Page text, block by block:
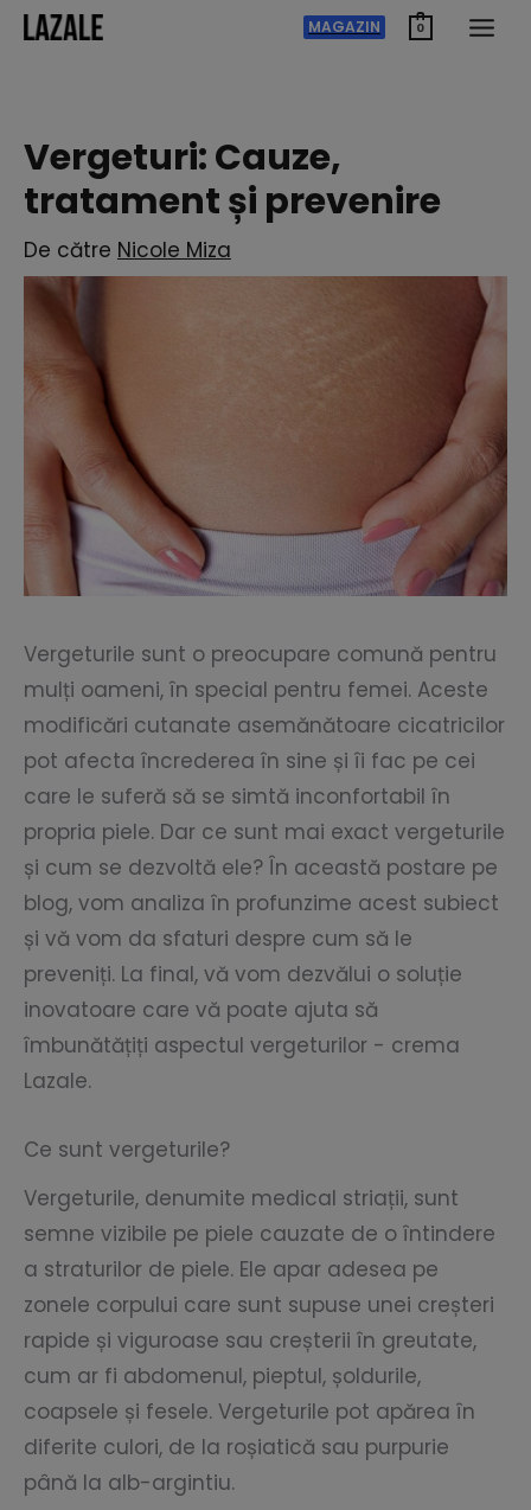
Treci
MAGAZIN 0
Vergeturi: Cauze,
tratament și prevenire
De către Nicole Miza
Vergeturile sunt o preocupare comună pentru
mulți oameni, în special pentru femei. Aceste
modificări cutanate asemănătoare cicatricilor
pot afecta încrederea în sine și îi fac pe cei
care le suferă să se simtă inconfortabil în
propria piele. Dar ce sunt mai exact vergeturile
și cum se dezvoltă ele? În această postare pe
blog, vom analiza în profunzime acest subiect
și vă vom da sfaturi despre cum să le
preveniți. La final, vă vom dezvălui o soluție
inovatoare care vă poate ajuta să
îmbunătățiți aspectul vergeturilor - crema
Lazale.
Ce sunt vergeturile?
Vergeturile, denumite medical striații, sunt
semne vizibile pe piele cauzate de o întindere
a straturilor de piele. Ele apar adesea pe
zonele corpului care sunt supuse unei creșteri
rapide și viguroase sau creșterii în greutate,
cum ar fi abdomenul, pieptul, șoldurile,
coapsele și fesele. Vergeturile pot apărea în
diferite culori, de la roșiatică sau purpurie
până la alb-argintiu.